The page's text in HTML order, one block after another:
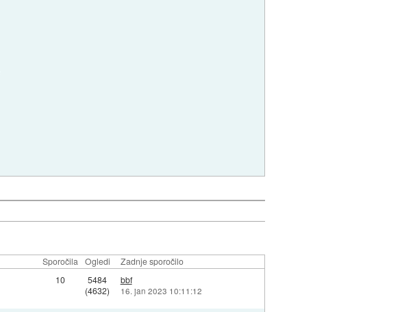
Sporočila Ogledi Zadnje sporočilo
10
5484
(4632)
bbf
16. jan 2023 10:11:12